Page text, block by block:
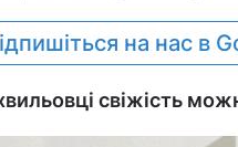
на нас в
свіжість